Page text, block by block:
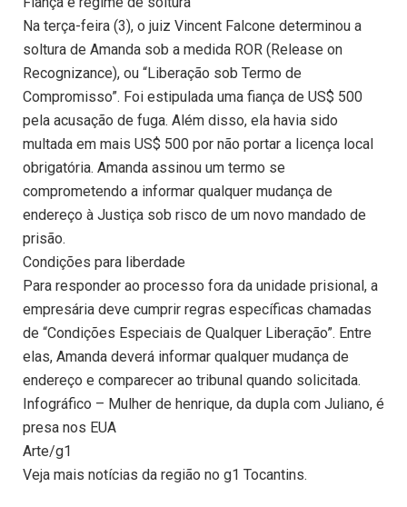
Na terça-feira (3), o juiz Vincent Falcone determinou a
soltura de Amanda sob a medida ROR (Release on
Recognizance), ou “Liberação sob Termo de
Compromisso”. Foi estipulada uma fiança de US$ 500
pela acusação de fuga. Além disso, ela havia sido
multada em mais US$ 500 por não portar a licença local
obrigatória. Amanda assinou um termo se
comprometendo a informar qualquer mudança de
endereço à Justiça sob risco de um novo mandado de
prisão.
Condições para liberdade
Para responder ao processo fora da unidade prisional, a
empresária deve cumprir regras específicas chamadas
de “Condições Especiais de Qualquer Liberação”. Entre
elas, Amanda deverá informar qualquer mudança de
endereço e comparecer ao tribunal quando solicitada.
Infográfico – Mulher de henrique, da dupla com Juliano, é
presa nos EUA
Arte/g1
Veja mais notícias da região no g1 Tocantins.